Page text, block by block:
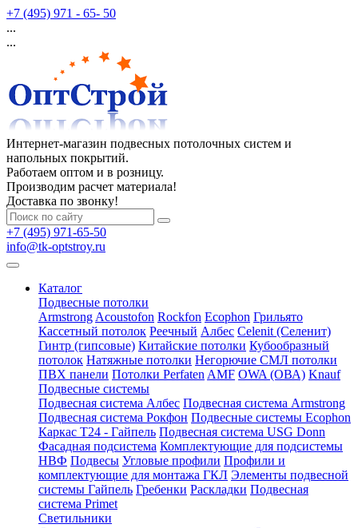
+7 (495) 971 - 65- 50
...
...
Интернет-магазин подвесных потолочных систем и
напольных покрытий.
Работаем оптом и в розницу.
Производим расчет материала!
Доставка по звонку!
+7 (495) 971-65-50
info@tk-optstroy.ru
Каталог
Подвесные потолки
Armstrong Acoustofon Rockfon Ecophon Грильято
Кассетный потолок Реечный Албес Celenit (Селенит)
Гинтр (гипсовые) Китайские потолки Кубообразный
потолок Натяжные потолки Негорючие СМЛ потолки
ПВХ панели Потолки Perfaten AMF OWA (ОВА) Knauf
Подвесные системы
Подвесная система Албес Подвесная система Armstrong
Подвесная система Рокфон Подвесные системы Ecophon
Каркас Т24 - Гайпель Подвесная система USG Donn
Фасадная подсистема Комплектующие для подсистемы
НВФ Подвесы Угловые профили Профили и
комплектующие для монтажа ГКЛ Элементы подвесной
системы Гайпель Гребенки Раскладки Подвесная
система Primet
Светильники